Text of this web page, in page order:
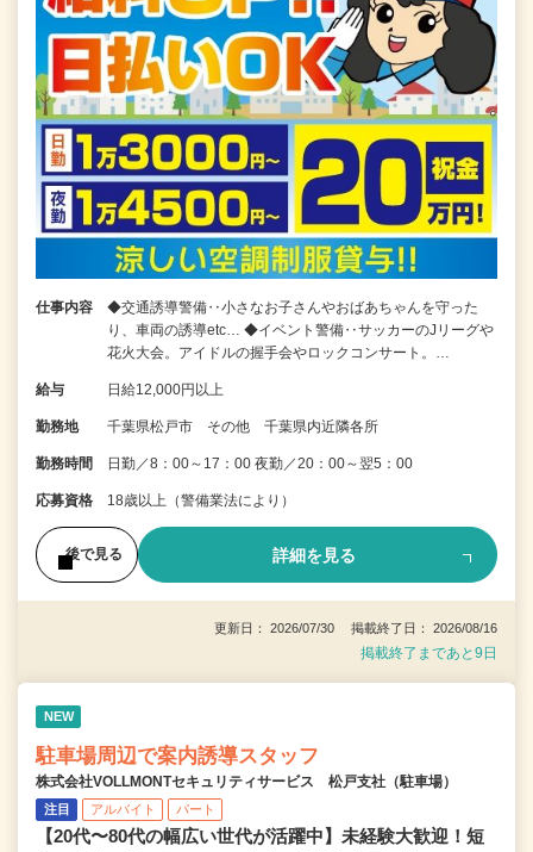
仕事内容
◆交通誘導警備‥小さなお子さんやおばあちゃんを守った
り、車両の誘導etc… ◆イベント警備‥サッカーのJリーグや
花火大会。アイドルの握手会やロックコンサート。…
給与 日給12,000円以上
勤務地 千葉県松戸市 その他 千葉県内近隣各所
勤務時間 日勤／8：00～17：00 夜勤／20：00～翌5：00
応募資格 18歳以上（警備業法により）
後で見る 詳細を見る
更新日： 2026/07/30 掲載終了日： 2026/08/16
掲載終了まであと9日
NEW
駐車場周辺で案内誘導スタッフ
株式会社VOLLMONTセキュリティサービス 松戸支社（駐車場）
注目 アルバイト パート
【20代〜80代の幅広い世代が活躍中】未経験大歓迎！短